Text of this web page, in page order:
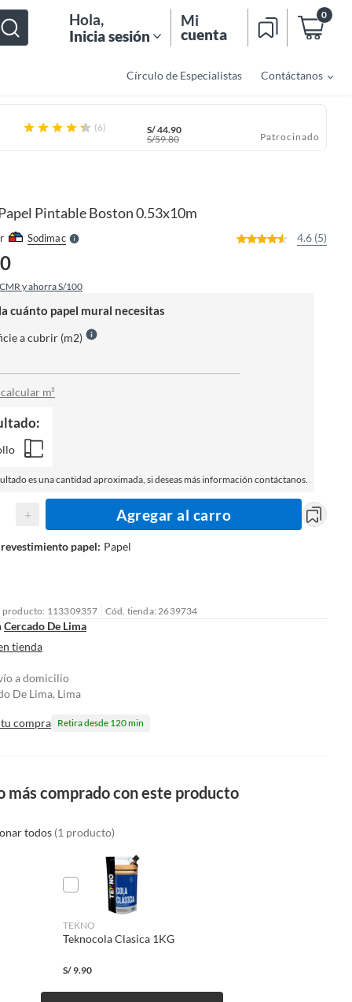
Hola,
Inicia sesión
Mi
cuenta
0
Círculo de Especialistas Contáctanos
(6) S/44.90
S/59.80 Patrocinado
Pintable Boston 0.53x10m
SodimacS
l
l
4.6 (5)
y ahorra S/100
cuánto papel mural necesitas
a cubrir (m2)
m²
es una cantidad aproximada, si deseas más información contáctanos.
+ Agregar al carro
papel: Papel
producto: 113309357 Cód. tienda: 2639734
Cercado De Lima
tienda
a domicilio
De Lima, Lima
compra Retira desde 120 min
más comprado con este producto
todos (1 producto)
TEKNO
Teknocola Clasica 1KG
S/9.90